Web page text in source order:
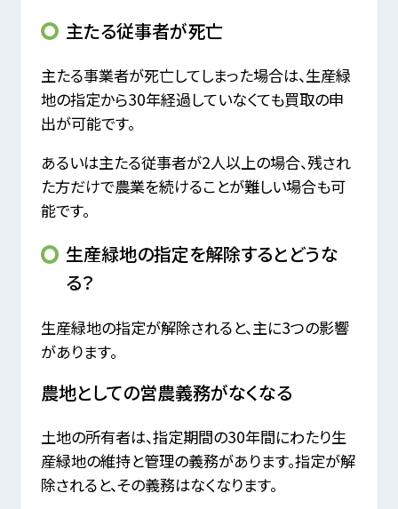
主たる従事者が死亡
主たる事業者が死亡してしまった場合は、生産緑
地の指定から30年経過していなくても買取の申
出が可能です。
あるいは主たる従事者が2人以上の場合、残され
た方だけで農業を続けることが難しい場合も可
能です。
生産緑地の指定を解除するとどうな
る？
生産緑地の指定が解除されると、主に3つの影響
があります。
農地としての営農義務がなくなる
土地の所有者は、指定期間の30年間にわたり生
産緑地の維持と管理の義務があります。指定が解
除されると、その義務はなくなります。